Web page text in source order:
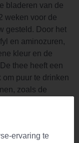
bladeren van de
weken voor de
gesteld. Door het
en aminozuren,
kleur en de
thee heeft een
puur te drinken
zoals de
ze gestoomd,
ervaring te